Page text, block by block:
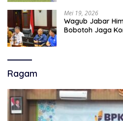
Mei 19, 2026
Wagub Jabar
Bobotoh Jaga
Ragam